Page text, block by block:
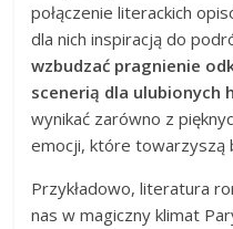
połączenie literackich
dla nich inspiracją do
wzbudzać pragnienie
scenerią dla ulubionych
wynikać zarówno z
emocji, które towarzyszą
Przykładowo, literatura
nas w magiczny klimat